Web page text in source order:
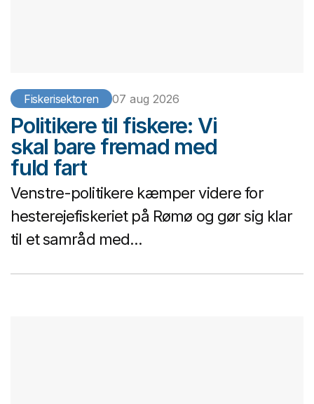
Fiskerisektoren 07 aug 2026
Politikere til fiskere: Vi
skal bare fremad med
fuld fart
Venstre-politikere kæmper videre for
hesterejefiskeriet på Rømø og gør sig klar
til et samråd med...